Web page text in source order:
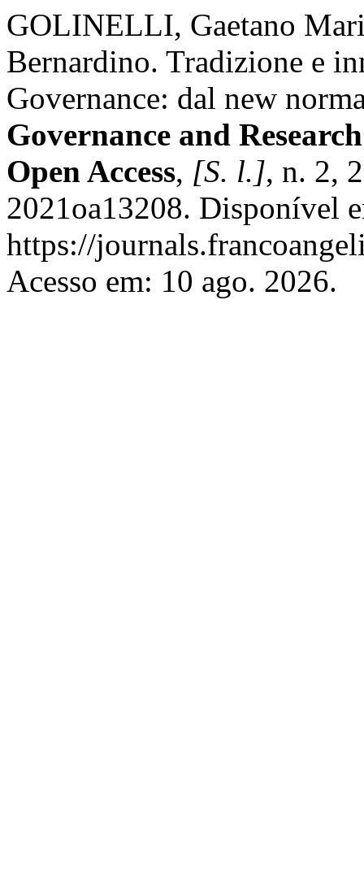
GOLINELLI, Gaetano
Bernardino. Tradizione e
Governance: dal new
Governance and
Open Access, [S. l.], n. 2,
2021oa13208. Disponível
https://
Acesso em: 10 ago. 2026.